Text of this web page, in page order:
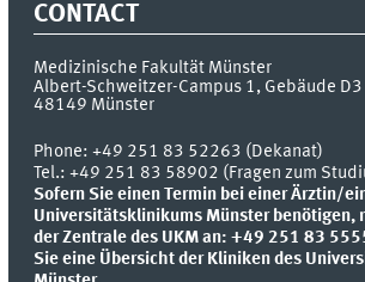
CONTACT
Medizinische Fakultät Münster
Albert-Schweitzer-Campus 1, Gebäude D3
48149 Münster
Phone:+49 251 83 52263 (Dekanat)
Tel.: +49 251 83 58902 (Fragen zum
Sofern Sie einen Termin bei einer Ärztin/
Universitätsklinikums Münster benötigen,
der Zentrale des UKM an: +49 251 83
Sie eine Übersicht der Kliniken des